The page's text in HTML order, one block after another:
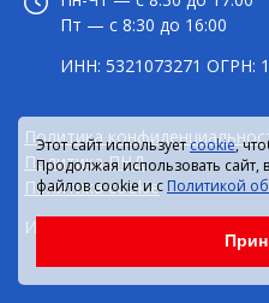
Пт — с 8:30 до 16:00
ИНН: 5321073271 ОГРН:
Политика
Политика ПНД
Политика cookie
Информация на сайте не
Этот сайт используетcookie,
Продолжая использовать сайт,
файлов cookie и с Политикой